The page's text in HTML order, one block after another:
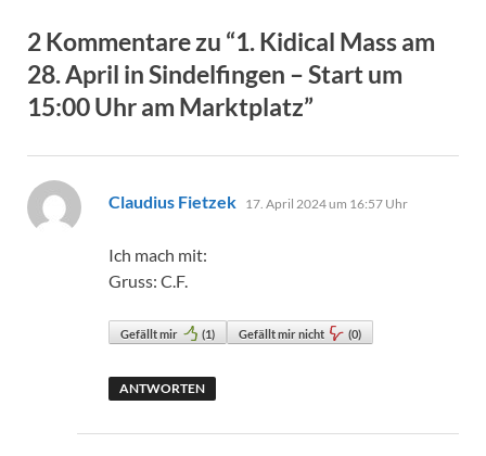
2 Kommentare zu “1. Kidical Mass am
28. April in Sindelfingen – Start um
15:00 Uhr am Marktplatz”
Claudius Fietzek sagt:
17. April 2024 um 16:57 Uhr
Ich mach mit:
Gruss: C.F.
Gefällt mir (1) Gefällt mir nicht (0)
ANTWORTEN